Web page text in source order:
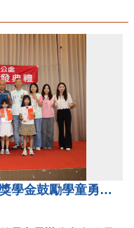
地方各界齊心支持教育 天文里獎學金鼓勵學童勇敢追夢